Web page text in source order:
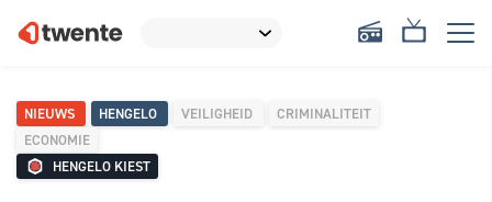
NIEUWS HENGELO VEILIGHEID
CRIMINALITEIT
ECONOMIE
HENGELO KIEST